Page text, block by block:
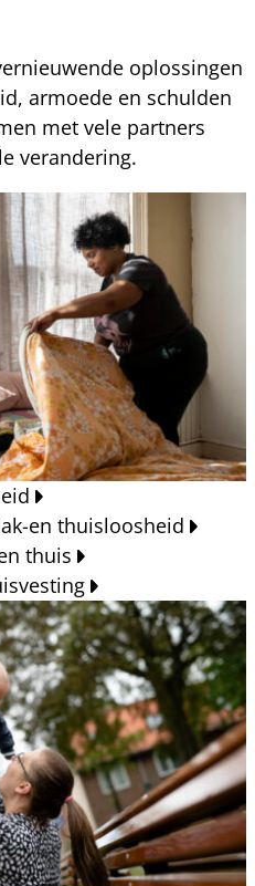
oplossingen
armoede en schulden
met vele partners
verandering.
en thuisloosheid
thuis